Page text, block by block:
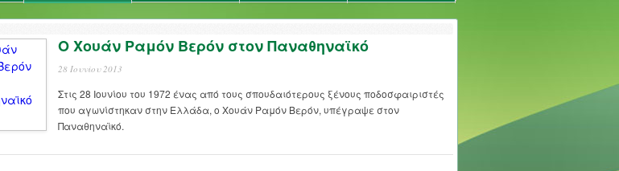
Ο Χουάν Ραμόν Βερόν στον Παναθηναϊκό
28 Ιουνίου 2013
Στις 28 Ιουνίου του 1972 ένας από τους σπουδαιότερους ξένους ποδοσφαιριστές
που αγωνίστηκαν στην Ελλάδα, ο Χουάν Ραμόν Βερόν, υπέγραψε στον
Παναθηναϊκό.